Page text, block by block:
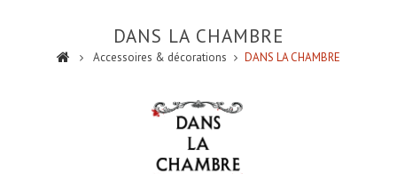
DANS LA CHAMBRE
Accessoires & décorations DANS LA CHAMBRE